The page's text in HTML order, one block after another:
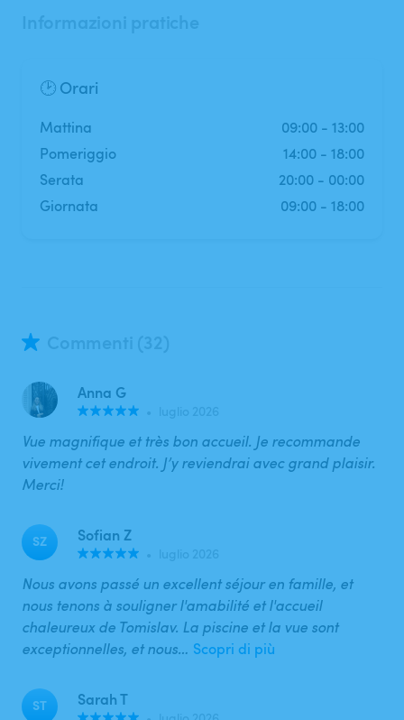
🕑 Orari
mattina 09:00 - 13:00
pomeriggio
14:00 - 18:00
serata
20:00 - 00:00
Giornata
09:00 - 18:00
Anna G
Vue magnifique et très bon accueil. Je recommande
vivement cet endroit. J’y reviendrai avec grand plaisir.
Merci!
SZ Sofian Z
Nous avons passé un excellent séjour en famille, et
nous tenons à souligner l'amabilité et l'accueil
chaleureux de Tomislav. La piscine et la vue sont
exceptionnelles, et nous… Scopri di più
ST Sarah T